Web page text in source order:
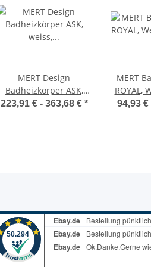
MERT Design
Badheizkörper ASK,
weiss,
223,91 € - 363,68 € *
MERT
ROYAL,
94,93 €